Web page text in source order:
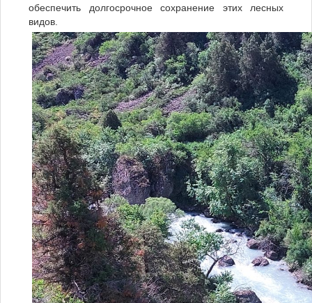
обеспечить долгосрочное сохранение этих лесных
видов.